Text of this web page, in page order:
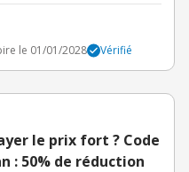
le 01/01/2028 Vérifié
le prix fort ? Code
: 50% de réduction